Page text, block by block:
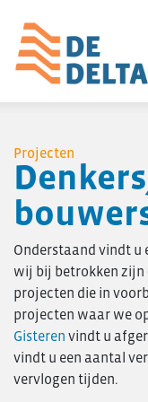
Projecten
Over De
Project-
Projecten
Onderstaand vindt u
wij bij betrokken zijn
projecten die in
projecten waar we
Gisteren vindt u
vindt u een aantal
vervlogen tijden.